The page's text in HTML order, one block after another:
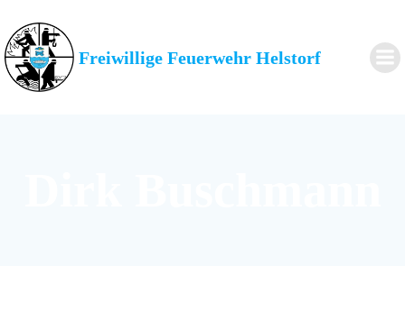
springen
Freiwillige Feuerwehr Helstorf